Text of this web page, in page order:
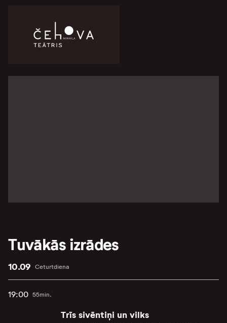
Tuvākās izrādes
Ceturtdiena
10.09
19:00 55min.
Trīs sivēntiņi un vilks